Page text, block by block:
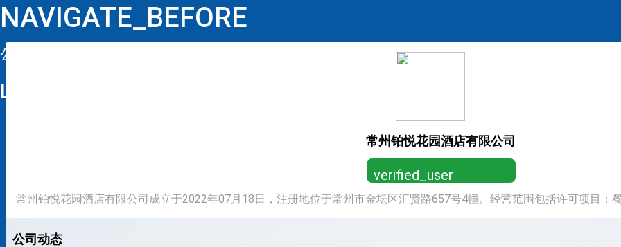
NAVIGATE_BEFORE
公司详情
LOOP
常州铂悦花园酒店有限公司
verified_user
营业执照已认证，放心求职
常州铂悦花园酒店有限公司成立于2022年07月18日，注册地位于常州市金坛区汇贤路657号4幢。经营范围包括许可项目：
公司动态